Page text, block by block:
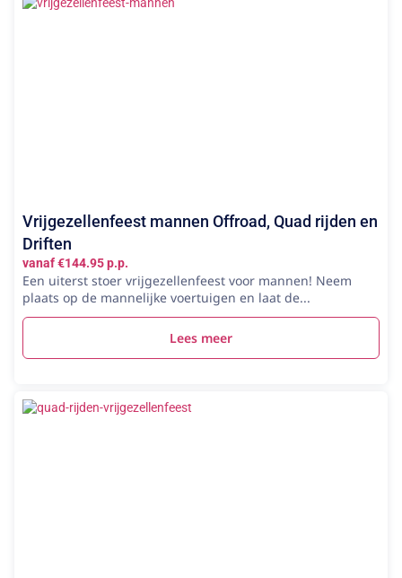
Vrijgezellenfeest mannen Offroad, Quad rijden en
Driften
vanaf €144.95 p.p.
Een uiterst stoer vrijgezellenfeest voor mannen! Neem
plaats op de mannelijke voertuigen en laat de...
Lees meer